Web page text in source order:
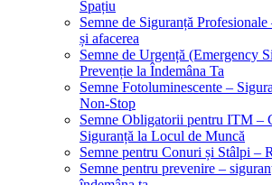
Spațiu
Semne de Siguranță
și afacerea
Semne de Urgență (Emergency
Prevenție la Îndemâna Ta
Semne Fotoluminescente –
Non-Stop
Semne Obligatorii pentru ITM –
Siguranță la Locul de Muncă
Semne pentru Conuri și Stâlpi –
Semne pentru prevenire –